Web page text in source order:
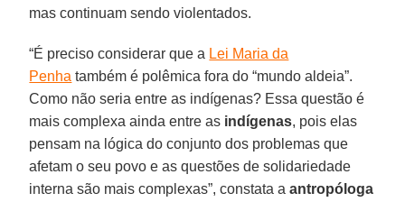
mas continuam sendo violentados.
“É preciso considerar que a Lei Maria da
Penha também é polêmica fora do “mundo aldeia”.
Como não seria entre as indígenas? Essa questão é
mais complexa ainda entre as indígenas, pois elas
pensam na lógica do conjunto dos problemas que
afetam o seu povo e as questões de solidariedade
interna são mais complexas”, constata aantropóloga